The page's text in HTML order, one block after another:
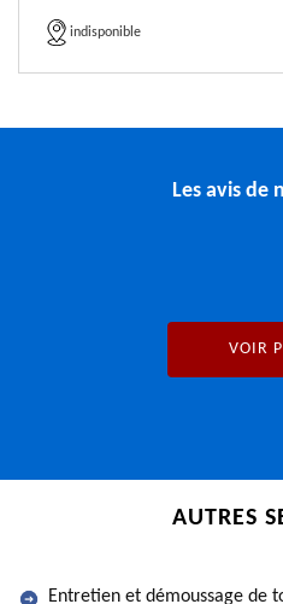
indisponible
Les avis de
VOIR
AUTRES
Entretien et démoussage de